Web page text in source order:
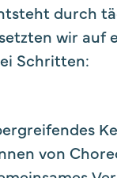
durch
wir auf
Schritten:
von